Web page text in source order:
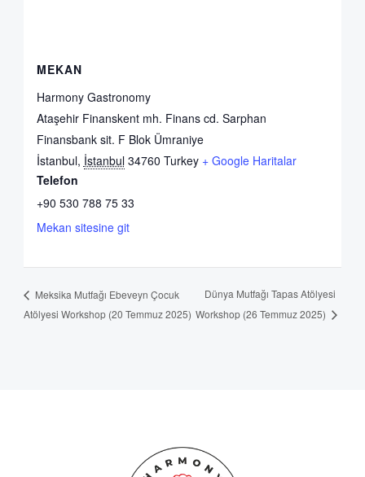
MEKAN
Harmony Gastronomy
Ataşehir Finanskent mh. Finans cd. Sarphan
Finansbank sit. F Blok Ümraniye
İstanbul, İstanbul 34760 Turkey + Google Haritalar
Telefon
+90 530 788 75 33
Mekan sitesine git
Meksika Mutfağı Ebeveyn Çocuk
Atölyesi Workshop (20 Temmuz 2025)
Dünya Mutfağı Tapas Atölyesi
Workshop (26 Temmuz 2025)